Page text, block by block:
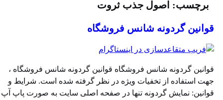
برچسب:اصول جذب ثروت
گردونه شانس فروشگاه
گردونه شانس فروشگاه قوانین گردونه شانس فروشگاه ،
استفاده از تخفیات ویژه در نظر گرفته شده است. شرایط و
نمایش گردونه تنها در صفحه اصلی سایت به صورت پاپ آپ